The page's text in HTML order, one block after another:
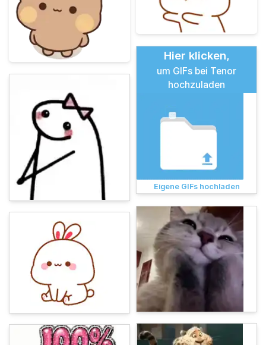
Hier klicken,
um GIFs bei Tenor
hochzuladen
Eigene GIFs hochladen